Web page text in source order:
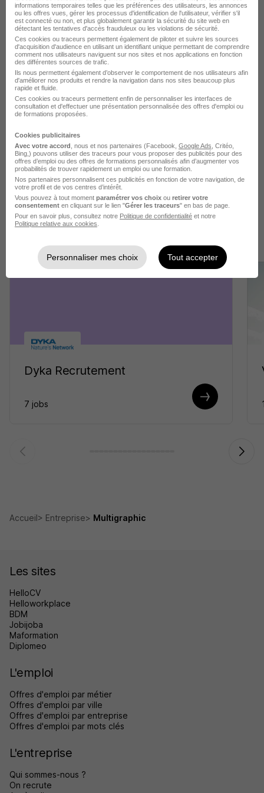
CANDIDATURE SPONTANÉE
Faites le premier pas, montrez votre intérêt pour
Envoyer ma candidature
Des entreprises
qui recrutent
Dyka Recrutement
7 jobs
Accueil Entreprise Multigraphic
Les sites
HelloCV
Helloworkplace
BDM
Jobijoba
Maformation
Diplomeo
L'emploi
Offres d'emploi par métier
Offres d'emploi par ville
Offres d'emploi par entreprise
Offres d'emploi par mots clés
L'entreprise
Qui sommes-nous ?
On recrute
informations temporaires telles que les préférences des utilisateurs, les annonces
ou les offres vues, gérer les processus d'identification de l'utilisateur, vérifier s'il
est connecté ou non, et plus globalement garantir la sécurité du site web en
détectant les tentatives d'accès frauduleux ou les violations de sécurité.
Ces cookies ou traceurs permettent également de piloter et suivre les sources
d'acquisition d'audience en utilisant un identifiant unique permettant de comprendre
comment nos utilisateurs naviguent sur nos sites et nos applications en fonction
des différentes sources de trafic.
Ils nous permettent également d’observer le comportement de nos utilisateurs afin
d'améliorer nos produits et rendre la navigation dans nos sites beaucoup plus
rapide et fluide.
Ces cookies ou traceurs permettent enfin de personnaliser les interfaces de
consultation et d'effectuer une présentation personnalisée des offres d'emploi ou
de formations proposées.
Cookies publicitaires
Avec votre accord , nous et nos partenaires (Facebook, Google Ads , Critéo,
Bing,) pouvons utiliser des traceurs pour vous proposer des publicités pour des
offres d’emploi ou des offres de formations personnalisés afin d’augmenter vos
probabilités de trouver rapidement un emploi ou une formation.
Nos partenaires personnalisent ces publicités en fonction de votre navigation, de
votre profil et de vos centres d’intérêt.
Vous pouvez à tout moment paramétrer vos choix ou retirer votre
consentement en cliquant sur le lien "Gérer les traceurs" en bas de page.
Pour en savoir plus, consultez notre Politique de confidentialité et notre
Politique relative aux cookies
Personnaliser mes choix Tout accepter